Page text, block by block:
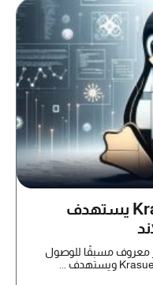
حصان طروادة باسم Krasue يستهدف
معروف مسبقًا للوصول